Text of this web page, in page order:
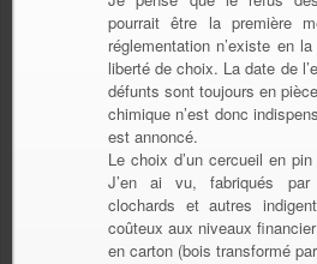
pourrait être la première
réglementation n’existe en
liberté de choix. La date de
défunts sont toujours en
chimique n’est donc
est annoncé.
Le choix d’un cercueil en
J’en ai vu, fabriqués
clochards et autres
coûteux aux niveaux
en carton (bois transformé